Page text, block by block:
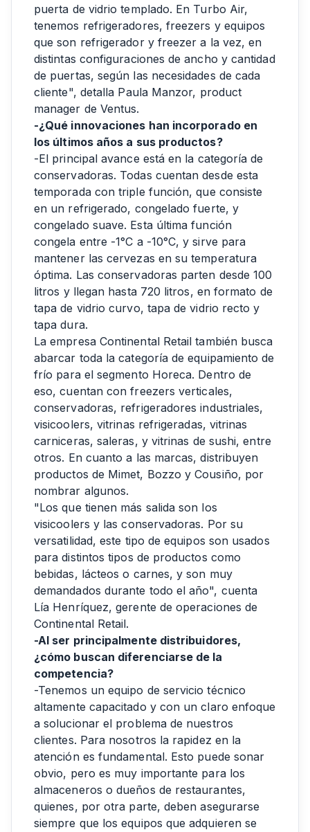
puerta de vidrio templado. En Turbo Air,
tenemos refrigeradores, freezers y equipos
que son refrigerador y freezer a la vez, en
distintas configuraciones de ancho y cantidad
de puertas, según las necesidades de cada
cliente", detalla Paula Manzor, product
manager de Ventus.
-¿Qué innovaciones han incorporado en
los últimos años a sus productos?
-El principal avance está en la categoría de
conservadoras. Todas cuentan desde esta
temporada con triple función, que consiste
en un refrigerado, congelado fuerte, y
congelado suave. Esta última función
congela entre -1°C a -10°C, y sirve para
mantener las cervezas en su temperatura
óptima. Las conservadoras parten desde 100
litros y llegan hasta 720 litros, en formato de
tapa de vidrio curvo, tapa de vidrio recto y
tapa dura.
La empresa Continental Retail también busca
abarcar toda la categoría de equipamiento de
frío para el segmento Horeca. Dentro de
eso, cuentan con freezers verticales,
conservadoras, refrigeradores industriales,
visicoolers, vitrinas refrigeradas, vitrinas
carniceras, saleras, y vitrinas de sushi, entre
otros. En cuanto a las marcas, distribuyen
productos de Mimet, Bozzo y Cousiño, por
nombrar algunos.
"Los que tienen más salida son los
visicoolers y las conservadoras. Por su
versatilidad, este tipo de equipos son usados
para distintos tipos de productos como
bebidas, lácteos o carnes, y son muy
demandados durante todo el año", cuenta
Lía Henríquez, gerente de operaciones de
Continental Retail.
-Al ser principalmente distribuidores,
¿cómo buscan diferenciarse de la
competencia?
-Tenemos un equipo de servicio técnico
altamente capacitado y con un claro enfoque
a solucionar el problema de nuestros
clientes. Para nosotros la rapidez en la
atención es fundamental. Esto puede sonar
obvio, pero es muy importante para los
almaceneros o dueños de restaurantes,
quienes, por otra parte, deben asegurarse
siempre que los equipos que adquieren se